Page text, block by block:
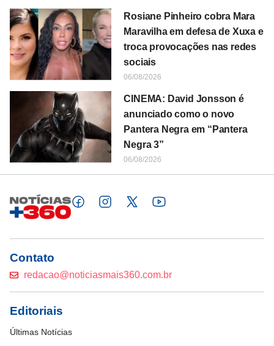
Rosiane Pinheiro cobra Mara
Maravilha em defesa de Xuxa e
troca provocações nas redes
sociais
06/08/2026
CINEMA: David Jonsson é
anunciado como o novo
Pantera Negra em “Pantera
Negra 3”
06/08/2026
Contato
redacao@noticiasmais360.com.br
Editoriais
Últimas Notícias